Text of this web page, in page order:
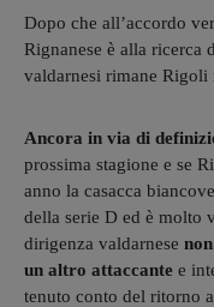
Dopo che all’accordo
Rignanese è alla ricerca
valdarnesi rimane Rigoli
Ancora in via di
prossima stagione e se
anno la casacca
della serie D ed è molto
dirigenza valdarnese
un altro attaccante e
tenuto conto del ritorno